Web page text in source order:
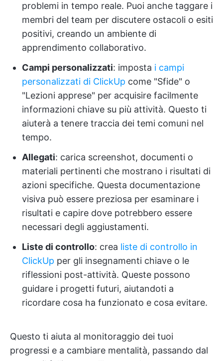
problemi in tempo reale. Puoi anche taggare i
membri del team per discutere ostacoli o esiti
positivi, creando un ambiente di
apprendimento collaborativo.
Campi personalizzati: imposta i campi
personalizzati di ClickUp come "Sfide" o
"Lezioni apprese" per acquisire facilmente
informazioni chiave su più attività. Questo ti
aiuterà a tenere traccia dei temi comuni nel
tempo.
Allegati: carica screenshot, documenti o
materiali pertinenti che mostrano i risultati di
azioni specifiche. Questa documentazione
visiva può essere preziosa per esaminare i
risultati e capire dove potrebbero essere
necessari degli aggiustamenti.
Liste di controllo: crea liste di controllo in
ClickUp per gli insegnamenti chiave o le
riflessioni post-attività. Queste possono
guidare i progetti futuri, aiutandoti a
ricordare cosa ha funzionato e cosa evitare.
Questo ti aiuta al monitoraggio dei tuoi
progressi e a cambiare mentalità, passando dal